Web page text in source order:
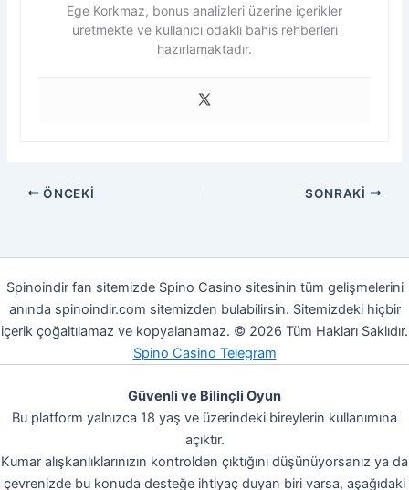
Ege Korkmaz, bonus analizleri üzerine içerikler
üretmekte ve kullanıcı odaklı bahis rehberleri
hazırlamaktadır.
ÖNCEKI SONRAKI
Spinoindir fan sitemizde Spino Casino sitesinin tüm gelişmelerini
anında spinoindir.com sitemizden bulabilirsin. Sitemizdeki hiçbir
içerik çoğaltılamaz ve kopyalanamaz. © 2026 Tüm Hakları Saklıdır.
Spino Casino Telegram
Güvenli ve Bilinçli Oyun
Bu platform yalnızca 18 yaş ve üzerindeki bireylerin kullanımına
açıktır.
Kumar alışkanlıklarınızın kontrolden çıktığını düşünüyorsanız ya da
çevrenizde bu konuda desteğe ihtiyaç duyan biri varsa, aşağıdaki